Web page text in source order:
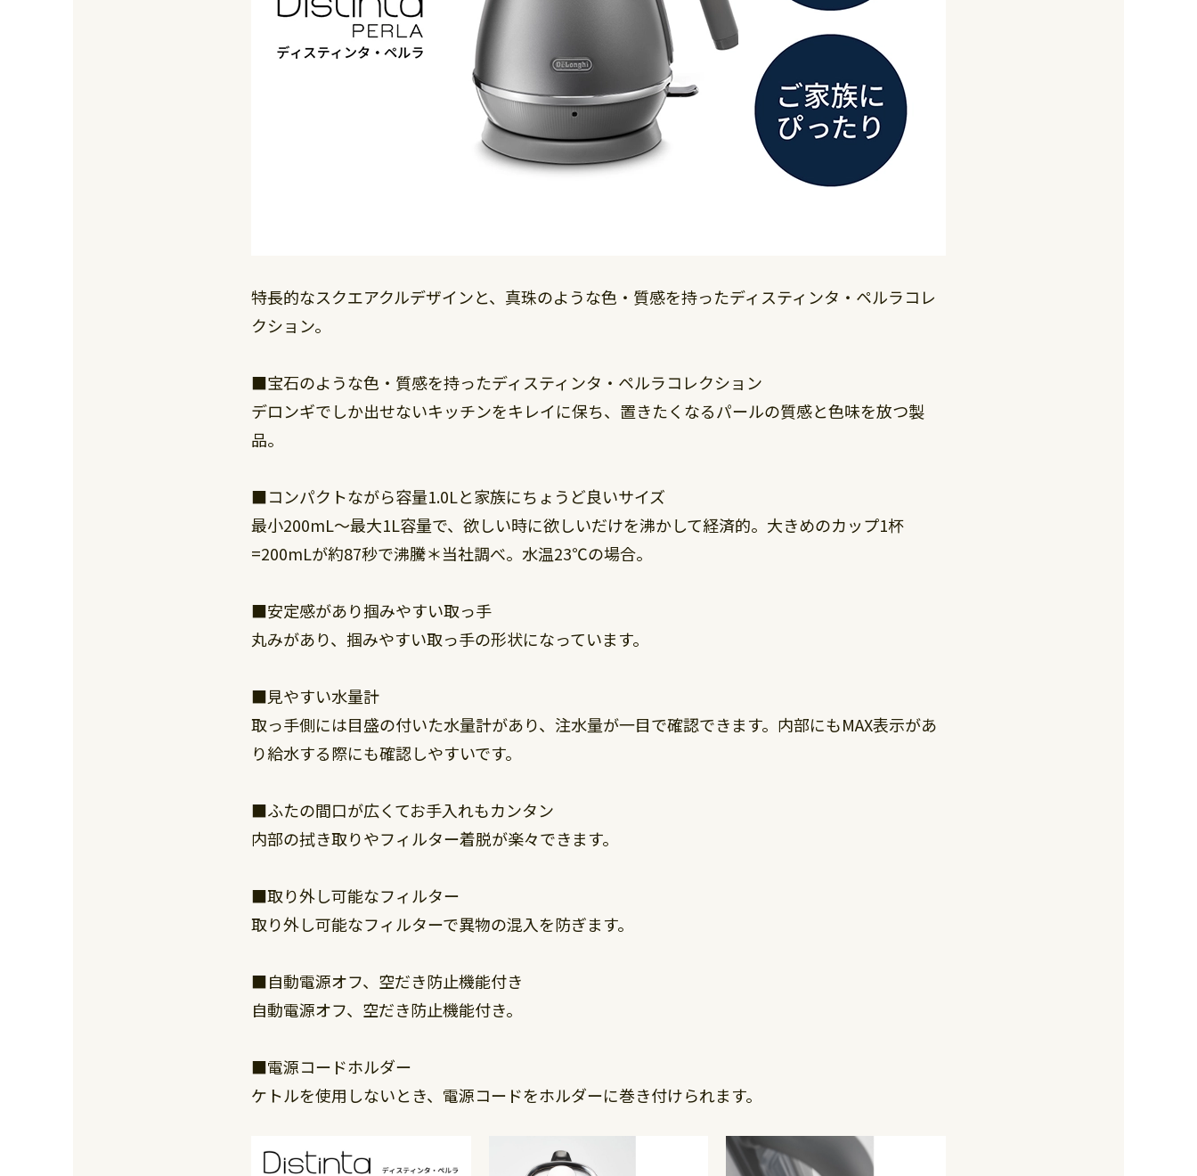
特長的なスクエアクルデザインと、真珠のような色・質感を持ったディスティンタ・ペルラコレ
クション。
■宝石のような色・質感を持ったディスティンタ・ペルラコレクション
デロンギでしか出せないキッチンをキレイに保ち、置きたくなるパールの質感と色味を放つ製
品。
■コンパクトながら容量1.0Lと家族にちょうど良いサイズ
最小200mL～最大1L容量で、欲しい時に欲しいだけを沸かして経済的。大きめのカップ1杯
=200mLが約87秒で沸騰＊当社調べ。水温23℃の場合。
■安定感があり掴みやすい取っ手
丸みがあり、掴みやすい取っ手の形状になっています。
■見やすい水量計
取っ手側には目盛の付いた水量計があり、注水量が一目で確認できます。内部にもMAX表示があ
り給水する際にも確認しやすいです。
■ふたの間口が広くてお手入れもカンタン
内部の拭き取りやフィルター着脱が楽々できます。
■取り外し可能なフィルター
取り外し可能なフィルターで異物の混入を防ぎます。
■自動電源オフ、空だき防止機能付き
自動電源オフ、空だき防止機能付き。
■電源コードホルダー
ケトルを使用しないとき、電源コードをホルダーに巻き付けられます。